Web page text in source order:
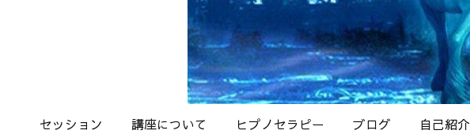
セッション 講座について ヒプノセラピー ブログ 自己紹介